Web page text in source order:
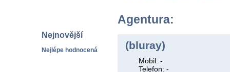
Nejnovější
Nejlépe hodnocená
Agentura:
(bluray)
Mobil: -
Telefon: -